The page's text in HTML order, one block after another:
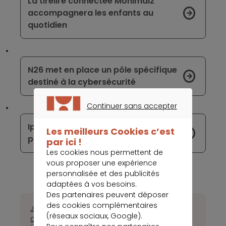
accompagnera les enfants au
quotidien
N26 met en place un pôle spécifique
destiné à la cybersécurité
Ipagoo installe un siège en France
pour se prémunir contre le Brexit
JanvierFévrierMarsAvrilMaiJuin JuilletAoûtSeptembre
OctobreNovembreDécembre
Continuer sans accepter
Les meilleurs Cookies c’est
par ici !
Les cookies nous permettent de
vous proposer une expérience
personnalisée et des publicités
adaptées à vos besoins.
Des partenaires peuvent déposer
des cookies complémentaires
(réseaux sociaux, Google).